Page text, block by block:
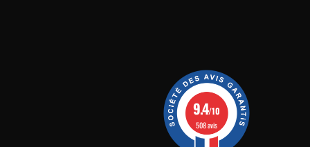
9.4/10
508 avis